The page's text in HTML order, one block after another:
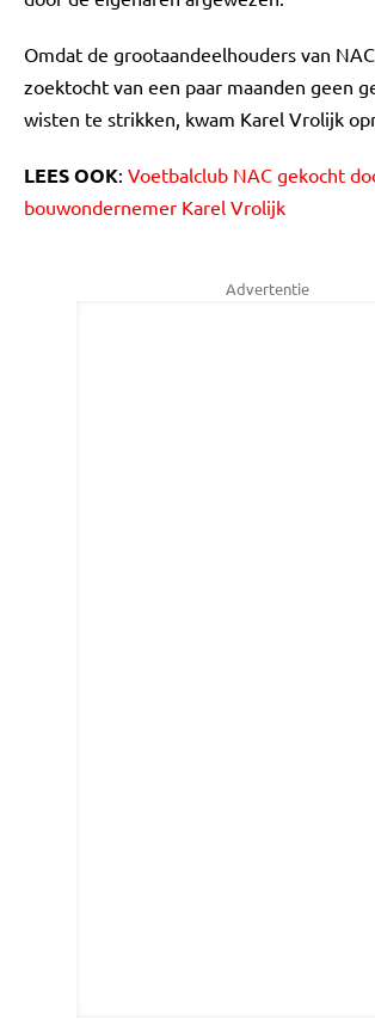
Omdat de grootaandeelhouders van
zoektocht van een paar maanden geen
wisten te strikken, kwam Karel Vrolijk
LEES OOK: Voetbalclub NAC gekocht
bouwondernemer Karel Vrolijk
Advertentie